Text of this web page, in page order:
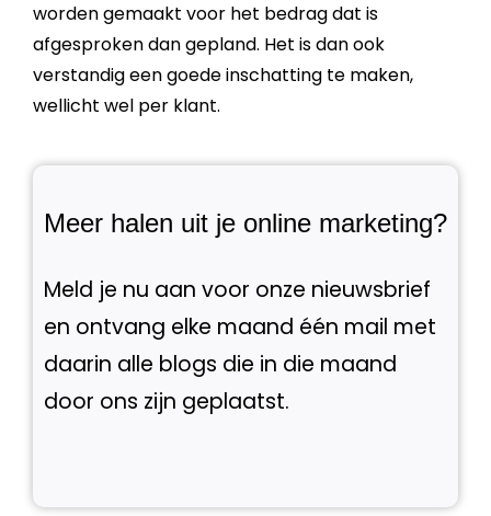
worden gemaakt voor het bedrag dat is
afgesproken dan gepland. Het is dan ook
verstandig een goede inschatting te maken,
wellicht wel per klant.
Meer halen uit je online marketing?
Meld je nu aan voor onze nieuwsbrief
en ontvang elke maand één mail met
daarin alle blogs die in die maand
door ons zijn geplaatst.